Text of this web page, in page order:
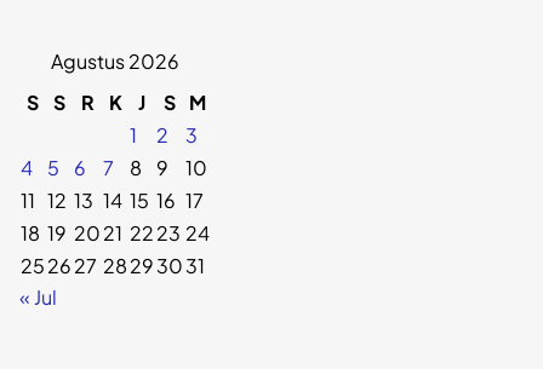
Agustus 2026
S S R K J S M
1
2
3
4
5 6 7 8 9
10
11 12 13 14 15 16 17
18 19 2021 2223 24
252627 28293031
« Jul